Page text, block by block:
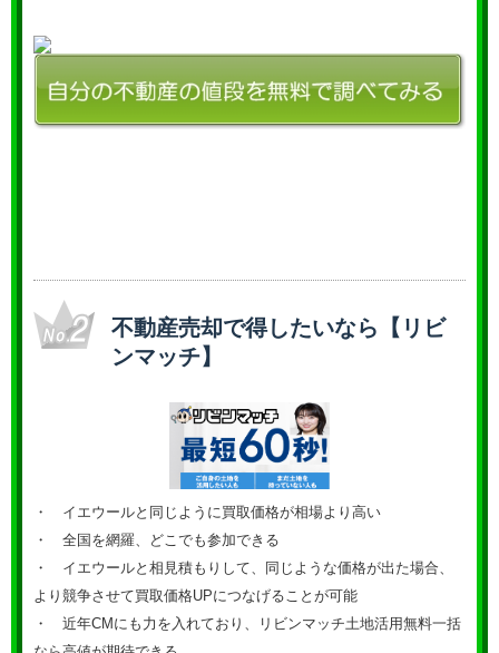
不動産売却で得したいなら【リビ
ンマッチ】
・ イエウールと同じように買取価格が相場より高い
・ 全国を網羅、どこでも参加できる
・ イエウールと相見積もりして、同じような価格が出た場合、
より競争させて買取価格UPにつなげることが可能
・ 近年CMにも力を入れており、リビンマッチ土地活用無料一括